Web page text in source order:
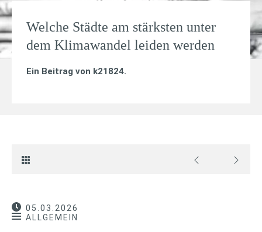
Welche Städte am stärksten unter
dem Klimawandel leiden werden
Ein Beitrag von k21824.
05.03.2026
ALLGEMEIN